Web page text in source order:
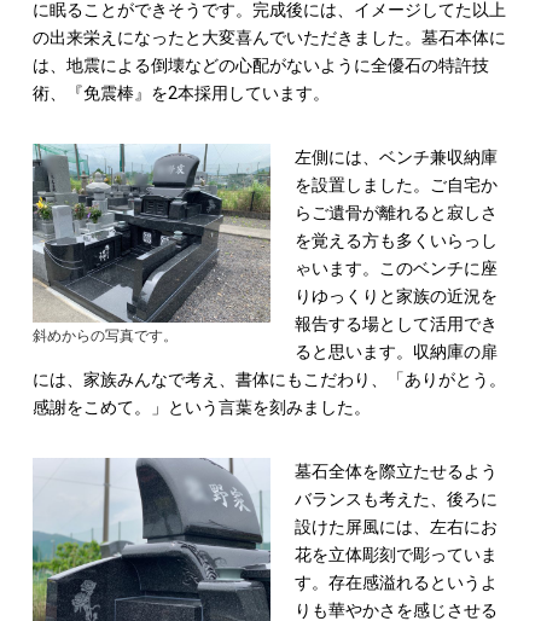
に眠ることができそうです。 完成後には、イメージしてた以上
の出来栄えになったと大変喜んでいただきました。 墓石本体に
は、地震による倒壊などの心配がないように全優石の特許技
術、『免震棒』を2本採用しています。
斜めからの写真です。
左側には、ベンチ兼収納庫
を設置しました。
ご自宅か
らご遺骨が離れると寂しさ
を覚える方も多くいらっし
ゃいます。
このベンチに座
りゆっくりと家族の近況を
報告する場として活用でき
ると思います。 収納庫の扉
には、家族みんなで考え、書体にもこだわり、「ありがとう。
感謝をこめて。」という言葉を刻みました。
墓石全体を際立たせるよう
バランスも考えた、後ろに
設けた屏風には、左右にお
花を立体彫刻で彫っていま
す。 存在感溢れるというよ
りも華やかさを感じさせる